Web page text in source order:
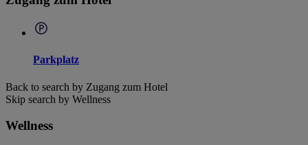
Parkplatz
Back to search by Zugang zum Hotel
Skip search by Wellness
Wellness